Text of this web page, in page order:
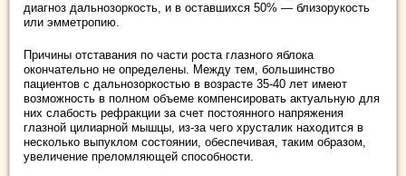
диагноз дальнозоркость, и в оставшихся 50% — близорукость
или эмметропию.
Причины отставания по части роста глазного яблока
окончательно не определены. Между тем, большинство
пациентов с дальнозоркостью в возрасте 35-40 лет имеют
возможность в полном объеме компенсировать актуальную для
них слабость рефракции за счет постоянного напряжения
глазной цилиарной мышцы, из-за чего хрусталик находится в
несколько выпуклом состоянии, обеспечивая, таким образом,
увеличение преломляющей способности.